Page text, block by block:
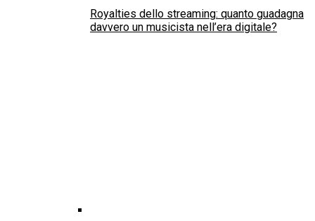
Il 26 Luglio: Giornata mondiale degli zii
Diritti umani